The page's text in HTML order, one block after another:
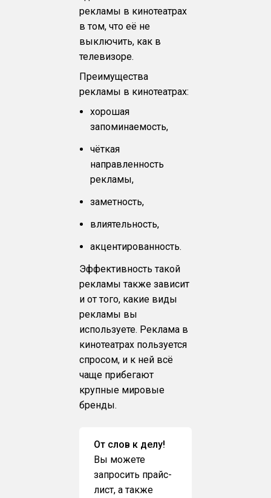
рекламы в кинотеатрах
в том, что её не
выключить, как в
телевизоре.
Преимущества
рекламы в кинотеатрах:
хорошая
запоминаемость,
чёткая
направленность
рекламы,
заметность,
влиятельность,
акцентированность.
Эффективность такой
рекламы также зависит
и от того, какие виды
рекламы вы
используете. Реклама в
кинотеатрах пользуется
спросом, и к ней всё
чаще прибегают
крупные мировые
бренды.
От слов к делу!
Вы можете
запросить прайс-
лист, а также